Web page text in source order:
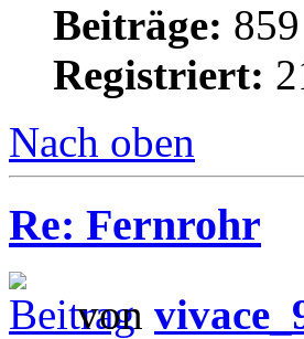
Beiträge: 859
Registriert:
Nach oben
Re: Fernrohr
von